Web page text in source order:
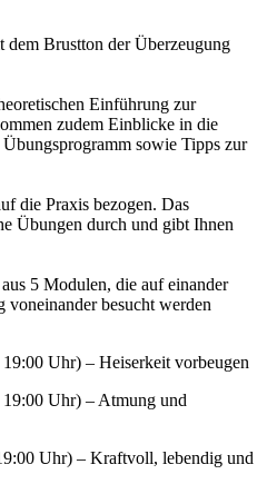
dem Brustton der Überzeugung
Einführung zur
zudem Einblicke in die
sowie Tipps zur
die Praxis bezogen. Das
Übungen durch und gibt Ihnen
5 Modulen, die auf einander
voneinander besucht werden
Uhr) – Heiserkeit vorbeugen
Uhr) – Atmung und
Uhr) – Kraftvoll, lebendig und